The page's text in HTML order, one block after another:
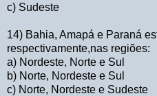
c) Sudeste
14) Bahia, Amapá e Paraná
respectivamente,nas regiões:
a) Nordeste, Norte e Sul
b) Norte, Nordeste e Sul
c) Norte, Nordeste e Sudeste